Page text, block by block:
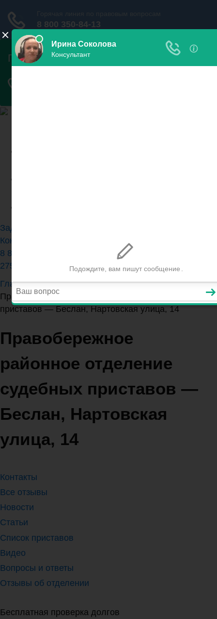
Задать вопрос юристу
Контакты
8 800 350-84-13 (доб.
275)
Главная>Республика Северная Осетия-Алания>
Правобережное районное отделение судебных
приставов — Беслан, Нартовская улица, 14
Правобережное
районное отделение
судебных приставов —
Беслан, Нартовская
улица, 14
Контакты
Все отзывы
Новости
Статьи
Список приставов
Видео
Вопросы и ответы
Отзывы об отделении
Бесплатная проверка долгов